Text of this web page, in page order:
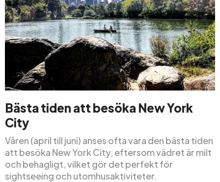
Bästa tiden att besöka New York
City
Våren (april till juni) anses ofta vara den bästa tiden
att besöka New York City, eftersom vädret är milt
och behagligt, vilket gör det perfekt för
sightseeing och utomhusaktiviteter.